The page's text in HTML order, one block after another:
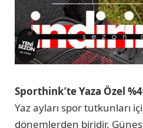
Sporthink’te Yaza Özel
Yaz ayları spor tutkunları
dönemlerden biridir.